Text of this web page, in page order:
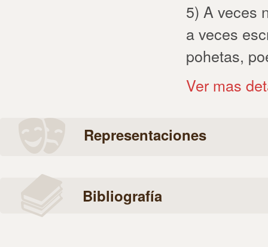
5) A veces
a veces
pohetas,
Ver mas
Representaciones
Bibliografía